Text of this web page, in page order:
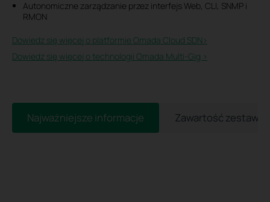
Autonomiczne zarządzanie przez interfejs Web, CLI, SNMP i
RMON
Dowiedz się więcej o platformie Omada Cloud SDN>​
Dowiedz się więcej o technologii Omada Multi-Gig >
Najważniejsze informacje Zawartość zestawu